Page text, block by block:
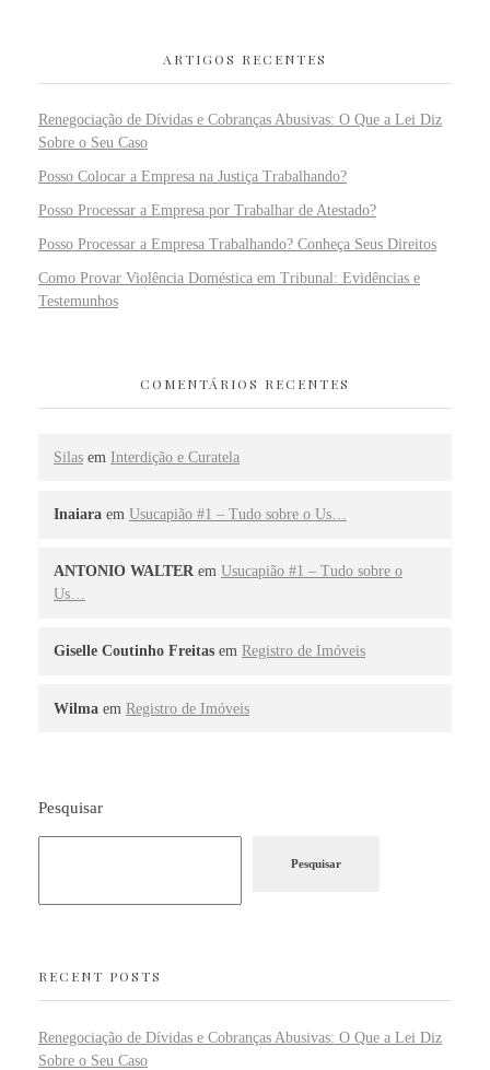
ARTIGOS RECENTES
Renegociação de Dívidas e Cobranças Abusivas: O Que a Lei Diz
Sobre o Seu Caso
Posso Colocar a Empresa na Justiça Trabalhando?
Posso Processar a Empresa por Trabalhar de Atestado?
Posso Processar a Empresa Trabalhando? Conheça Seus Direitos
Como Provar Violência Doméstica em Tribunal: Evidências e
Testemunhos
COMENTÁRIOS RECENTES
Silas em Interdição e Curatela
Inaiara em Usucapião #1 – Tudo sobre o Us…
ANTONIO WALTER em Usucapião #1 – Tudo sobre o
Us…
Giselle Coutinho Freitas em Registro de Imóveis
Wilma em Registro de Imóveis
Pesquisar
Pesquisar
RECENT POSTS
Renegociação de Dívidas e Cobranças Abusivas: O Que a Lei Diz
Sobre o Seu Caso